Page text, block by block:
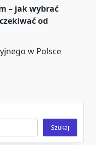
– jak wybrać
od
w Polsce
Szukaj